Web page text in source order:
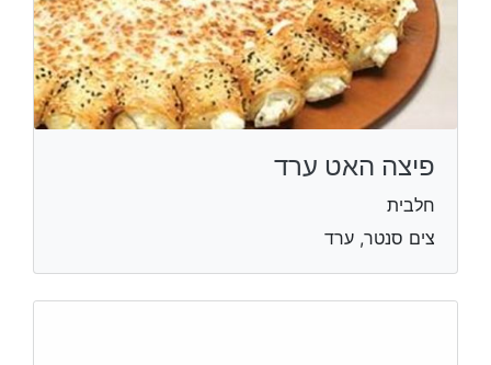
פיצה האט ערד
חלבית
צים סנטר, ערד